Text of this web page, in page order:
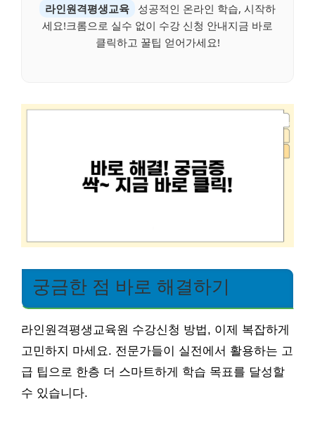
라인원격평생교육
성공적인 온라인 학습, 시작하
세요!크롬으로 실수 없이 수강 신청 안내지금 바로
클릭하고 꿀팁 얻어가세요!
궁금한 점 바로 해결하기
라인원격평생교육원 수강신청 방법, 이제 복잡하게
고민하지 마세요. 전문가들이 실전에서 활용하는 고
급 팁으로 한층 더 스마트하게 학습 목표를 달성할
수 있습니다.